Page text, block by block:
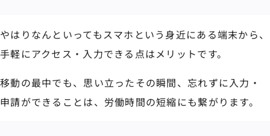
やはりなんといってもスマホという身近にある端末から、
手軽にアクセス・入力できる点はメリットです。
移動の最中でも、思い立ったその瞬間、忘れずに入力・
申請ができることは、労働時間の短縮にも繋がります。